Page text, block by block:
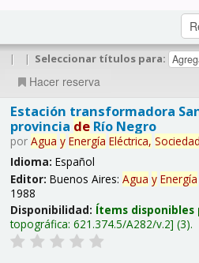
| | Seleccionar títulos para:
Hacer reserva
Estación transformadora
provincia deRío Negro
por Agua y Energía Eléctrica, Sociedad
Idioma: Español
Editor: Buenos Aires: Agua y Energía
1988
Disponibilidad: Ítems
topográfica: 621.374.5/A282/v.2 (3).